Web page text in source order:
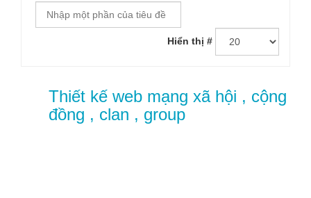
Hiển thị #
Thiết kế web mạng xã hội , cộng
đồng , clan , group